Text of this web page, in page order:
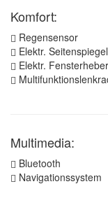
Komfort:
Regensensor
Elektr. Seitenspiegel
Elektr. Fensterheber
Multimedia:
Bluetooth
Navigationssystem